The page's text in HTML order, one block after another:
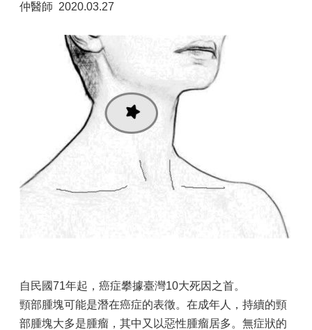
仲醫師 2020.03.27
自民國71年起，癌症攀據臺灣10大死因之首。
頸部腫塊可能是潛在癌症的表徵。在成年人，持續的頸
部腫塊大多是腫瘤，其中又以惡性腫瘤居多。無症狀的